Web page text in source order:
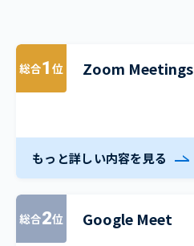
総合1 位 Zoom Meetings
もっと詳しい内容を見る
総合2位 Google Meet